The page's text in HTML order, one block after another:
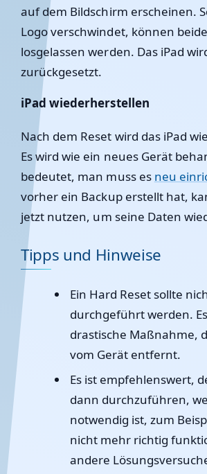
auf dem Bildschirm erscheinen.
Logo verschwindet, können
losgelassen werden. Das iPad
zurückgesetzt.
iPad wiederherstellen
Nach dem Reset wird das iPad
Es wird wie ein neues Gerät
bedeutet, man muss es neu
vorher ein Backup erstellt hat,
jetzt nutzen, um seine Daten
Tipps und Hinweise
Ein Hard Reset sollte
durchgeführt werden.
drastische Maßnahme,
vom Gerät entfernt.
Es ist empfehlenswert,
dann durchzuführen,
notwendig ist, zum
nicht mehr richtig
andere